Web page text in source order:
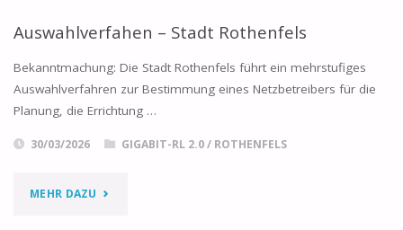
Auswahlverfahen – Stadt Rothenfels
Bekanntmachung: Die Stadt Rothenfels führt ein mehrstufiges
Auswahlverfahren zur Bestimmung eines Netzbetreibers für die
Planung, die Errichtung …
30/03/2026 GIGABIT-RL 2.0/ ROTHENFELS
MEHR DAZU "AUSWAHLVERFAHEN